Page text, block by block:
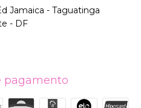
Jamaica - Taguatinga
- DF
pagamento